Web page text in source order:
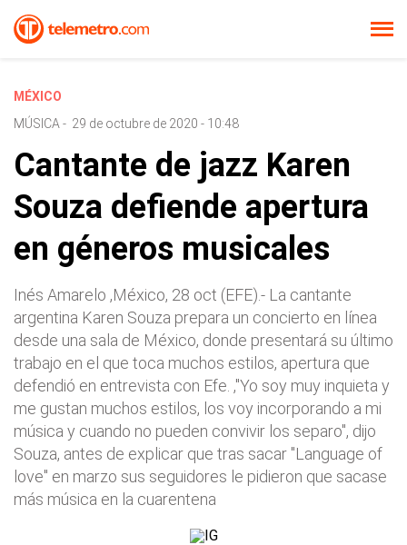
MÉXICO
MÚSICA - 29 de octubre de 2020 - 10:48
Cantante de jazz Karen
Souza defiende apertura
en géneros musicales
Inés Amarelo ,México, 28 oct (EFE).- La cantante
argentina Karen Souza prepara un concierto en línea
desde una sala de México, donde presentará su último
trabajo en el que toca muchos estilos, apertura que
defendió en entrevista con Efe. ,"Yo soy muy inquieta y
me gustan muchos estilos, los voy incorporando a mi
música y cuando no pueden convivir los separo", dijo
Souza, antes de explicar que tras sacar "Language of
love" en marzo sus seguidores le pidieron que sacase
más música en la cuarentena